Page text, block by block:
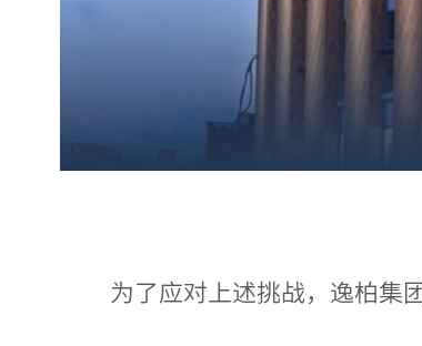
为了应对上述挑战，逸柏集